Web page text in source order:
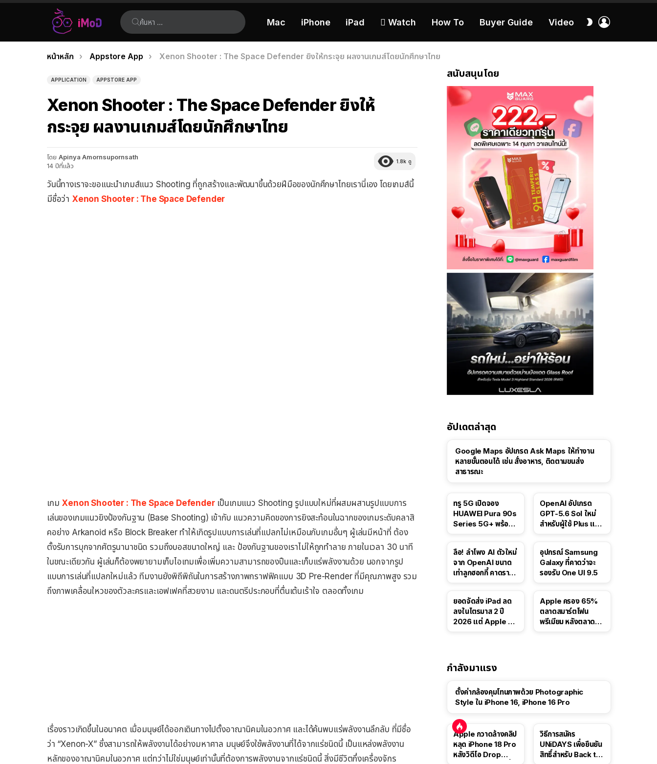
ค้นหา:
Mac iPhone iPad  Watch How To Buyer Guide Video
สลับ
เรื่อง
ล่าสุด
คุณอยู่ที่นี่:
หน้าหลัก Appstore App Xenon Shooter : The Space Defender ยิงให้กระจุย ผลงานเกมส์โดยนักศึกษาไทย
APPLICATION APPSTORE APP
Xenon Shooter : The Space Defender ยิงให้
กระจุย ผลงานเกมส์โดยนักศึกษาไทย
โดย Apinya Amornsupornsath
14 ปีที่แล้ว
1.8k ดู
วันนี้ทางเราจะขอแนะนำเกมส์แนว Shooting ที่ถูกสร้างและพัฒนาขึ้นด้วยฝีมือของนักศึกษาไทยเรานี่เอง โดยเกมส์นี้
มีชื่อว่า Xenon Shooter : The Space Defender
เกม Xenon Shooter : The Space Defenderเป็นเกมแนว Shooting รูปแบบใหม่ที่ผสมผสานรูปแบบการ
เล่นของเกมแนวยิงป้องกันฐาน (Base Shooting) เข้ากับ แนวความคิดของการยิงสะท้อนในฉากของเกมระดับคลาสิ
คอย่าง Arkanoid หรือ Block Breaker ทำให้เกิดรูปแบบการเล่นที่แปลกไม่เหมือนกับเกมอื่นๆ ผู้เล่นมีหน้าที่ ต้อง
ตั้งรับการบุกจากศัตรูนานาชนิด รวมถึงบอสขนาดใหญ่ และ ป้องกันฐานของเราไม่ให้ถูกทำลาย ภายในเวลา 30 นาที
ในขณะเดียวกัน ผู้เล่นก็ต้องพยายามเก็บไอเทมเพื่อเพิ่มความสามารถของปืนและเก็บแร่พลังงานด้วย นอกจากรูป
แบบการเล่นที่แปลกใหม่แล้ว ทีมงานยังพิถีพิถันในการสร้างภาพกราฟฟิคแบบ 3D Pre-Render ที่มีคุณภาพสูง รวม
ถึงภาพเคลื่อนใหวของตัวละครและเอฟเฟคที่สวยงาม และดนตรีประกอบที่ตื่นเต้นเร้าใจ ตลอดทั้งเกม
เรื่องราวเกิดขึ้นในอนาคต เมื่อมนุษย์ได้ออกเดินทางไปตั้งอาณานิคมในอวกาศ และได้ค้นพบแร่พลังงานลึกลับ ที่มีชื่อ
ว่า “Xenon-X” ซึ่งสามารถให้พลังงานได้อย่างมหาศาล มนุษย์จึงใช้พลังงานที่ได้จากแร่ชนิดนี้ เป็นแหล่งพลังงาน
หลักของอาณานิคมในอวกาศ แต่ทว่าไม่ใช่มนุษย์เท่านั้นที่ต้องการพลังงานจากแร่ชนิดนี้ สิ่งมีชีวิตกึ่งเครื่องจักร
สนับสนุนโดย
อัปเดตล่าสุด
Google Maps อัปเกรด Ask Maps ให้ทำงาน
หลายขั้นตอนได้ เช่น สั่งอาหาร, ติดตามขนส่ง
สาธารณะ
ทรู 5G เปิดจอง
HUAWEI Pura 90s
Series 5G+ พร้อม
OpenAI อัปเกรด
GPT-5.6 Sol ใหม่
สำหรับผู้ใช้ Plus และ
ลือ! ลำโพง AI ตัวใหม่
จาก OpenAI ขนาด
เท่าลูกฮอกกี้ คาดราคา
อุปกรณ์ Samsung
Galaxy ที่คาดว่าจะ
รองรับ One UI 9.5
ยอดจัดส่ง iPad ลด
ลงในไตรมาส 2 ปี
2026 แต่ Apple ยัง
Apple ครอง 65%
ตลาดสมาร์ตโฟน
พรีเมียม หลังตลาดทำ
กำลังมาแรง
ตั้งค่ากล้องคุมโทนภาพด้วย Photographic
Style ใน iPhone 16, iPhone 16 Pro
Apple กวาดล้างคลิป
หลุด iPhone 18 Pro
หลังวิดีโอ Drop
วิธีการสมัคร
UNiDAYS เพื่อยืนยัน
สิทธิ์สำหรับ Back to